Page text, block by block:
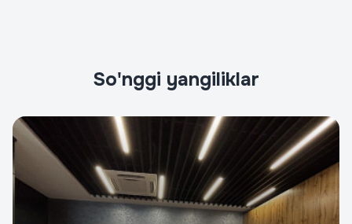
STIR
So'nggi yangiliklar